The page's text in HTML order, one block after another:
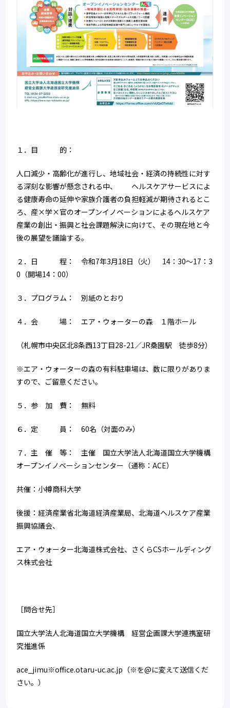
１．目　　　的：
人口減少・高齢化が進行し、地域社会・経済の持続性に対す
る深刻な影響が懸念される中、　　ヘルスケアサービスによ
る健康寿命の延伸や家族介護者の負担軽減が期待されるとこ
ろ、産×学×官のオープンイノベーションによるヘルスケア
産業の創出・振興と社会課題解決に向けて、その現在地と今
後の展望を議論する。
２．日　　　程：　令和7年3月18日（火）　14：30～17：3
0（開場14：00）
３．プログラム：　別紙のとおり
４．会　　　場：　エア・ウォーターの森　１階ホール
（札幌市中央区北8条西13丁目28-21／JR桑園駅　徒歩8分）
※エア・ウォーターの森の有料駐車場は、数に限りがありま
すので、ご留意ください。
５．参　加　費：　無料
６．定　　　員：　60名（対面のみ）
７．主　催　等：　主催　国立大学法人北海道国立大学機構
オープンイノベーションセンター（通称：ACE）
共催：小樽商科大学
後援：経済産業省北海道経済産業局、北海道ヘルスケア産業
振興協議会、
エア・ウォーター北海道株式会社、さくらCSホールディング
ス株式会社
［問合せ先］
国立大学法人北海道国立大学機構　経営企画課大学連携室研
究推進係
ace_jimu※office.otaru-uc.ac.jp（※を@に変えて送信くだ
さい。）